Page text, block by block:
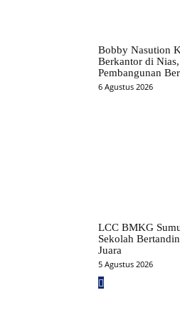
Bobby Nasution
Berkantor di
Pembangunan
6 Agustus 2026
LCC BMKG
Sekolah
Juara
5 Agustus 2026